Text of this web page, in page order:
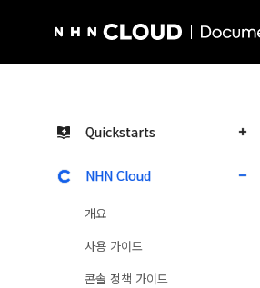
Quickstarts
NHN Cloud
개요
사용 가이드
콘솔 정책 가이드